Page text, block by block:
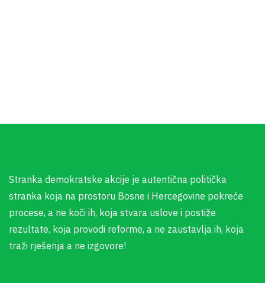
Stranka demokratske akcije je autentična politička
stranka koja na prostoru Bosne i Hercegovine pokreće
procese, a ne koči ih, koja stvara uslove i postiže
rezultate, koja provodi reforme, a ne zaustavlja ih, koja
traži rješenja a ne izgovore!